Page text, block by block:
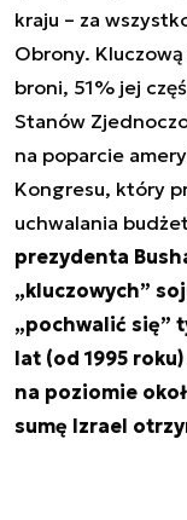
kraju – za
Obrony.
broni, 51% jej
Stanów
na poparcie
Kongresu, który
uchwalania
prezydenta
„kluczowych”
„pochwalić się”
lat (od 1995
na poziomie
sumę Izrael